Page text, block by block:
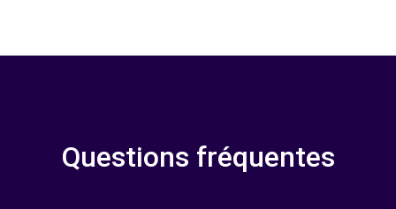
Questions fréquentes